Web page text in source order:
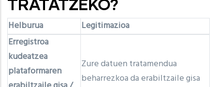
TRATATZEKO?
Helburua
Legitimazioa
Erregistroa
kudeatzea
plataformaren
Zure datuen tratamendua
beharrezkoa da erabiltzaile gisa